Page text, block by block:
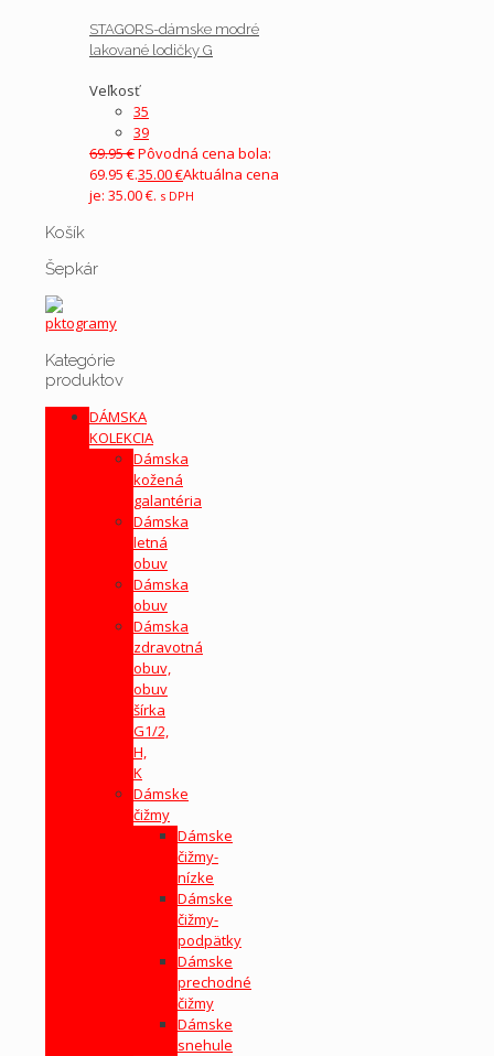
STAGORS-dámske modré
lakované lodičky G
Veľkosť
35
39
69.95€Pôvodná cena bola:
69.95 €.35.00€Aktuálna cena
je: 35.00 €. s DPH
Košík
Šepkár
Kategórie
produktov
DÁMSKA
KOLEKCIA
Dámska
kožená
galantéria
Dámska
letná
obuv
Dámska
obuv
Dámska
zdravotná
obuv,
obuv
šírka
G1/2,
H,
K
Dámske
čižmy
Dámske
čižmy-
nízke
Dámske
čižmy-
podpätky
Dámske
prechodné
čižmy
Dámske
snehule